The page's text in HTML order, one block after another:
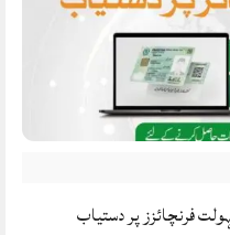
فرنچائزز پر دستیاب